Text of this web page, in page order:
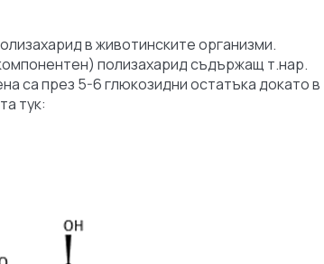
в животинските организми.
полизахарид съдържащ т.нар.
са през 5-6 глюкозидни остатъка докато в
тук: